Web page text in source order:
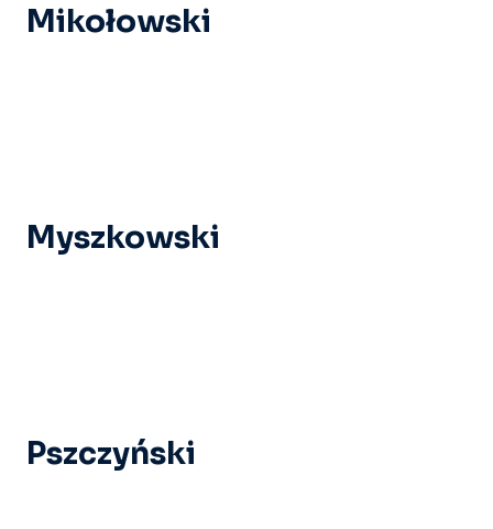
Mikołowski
Myszkowski
Pszczyński